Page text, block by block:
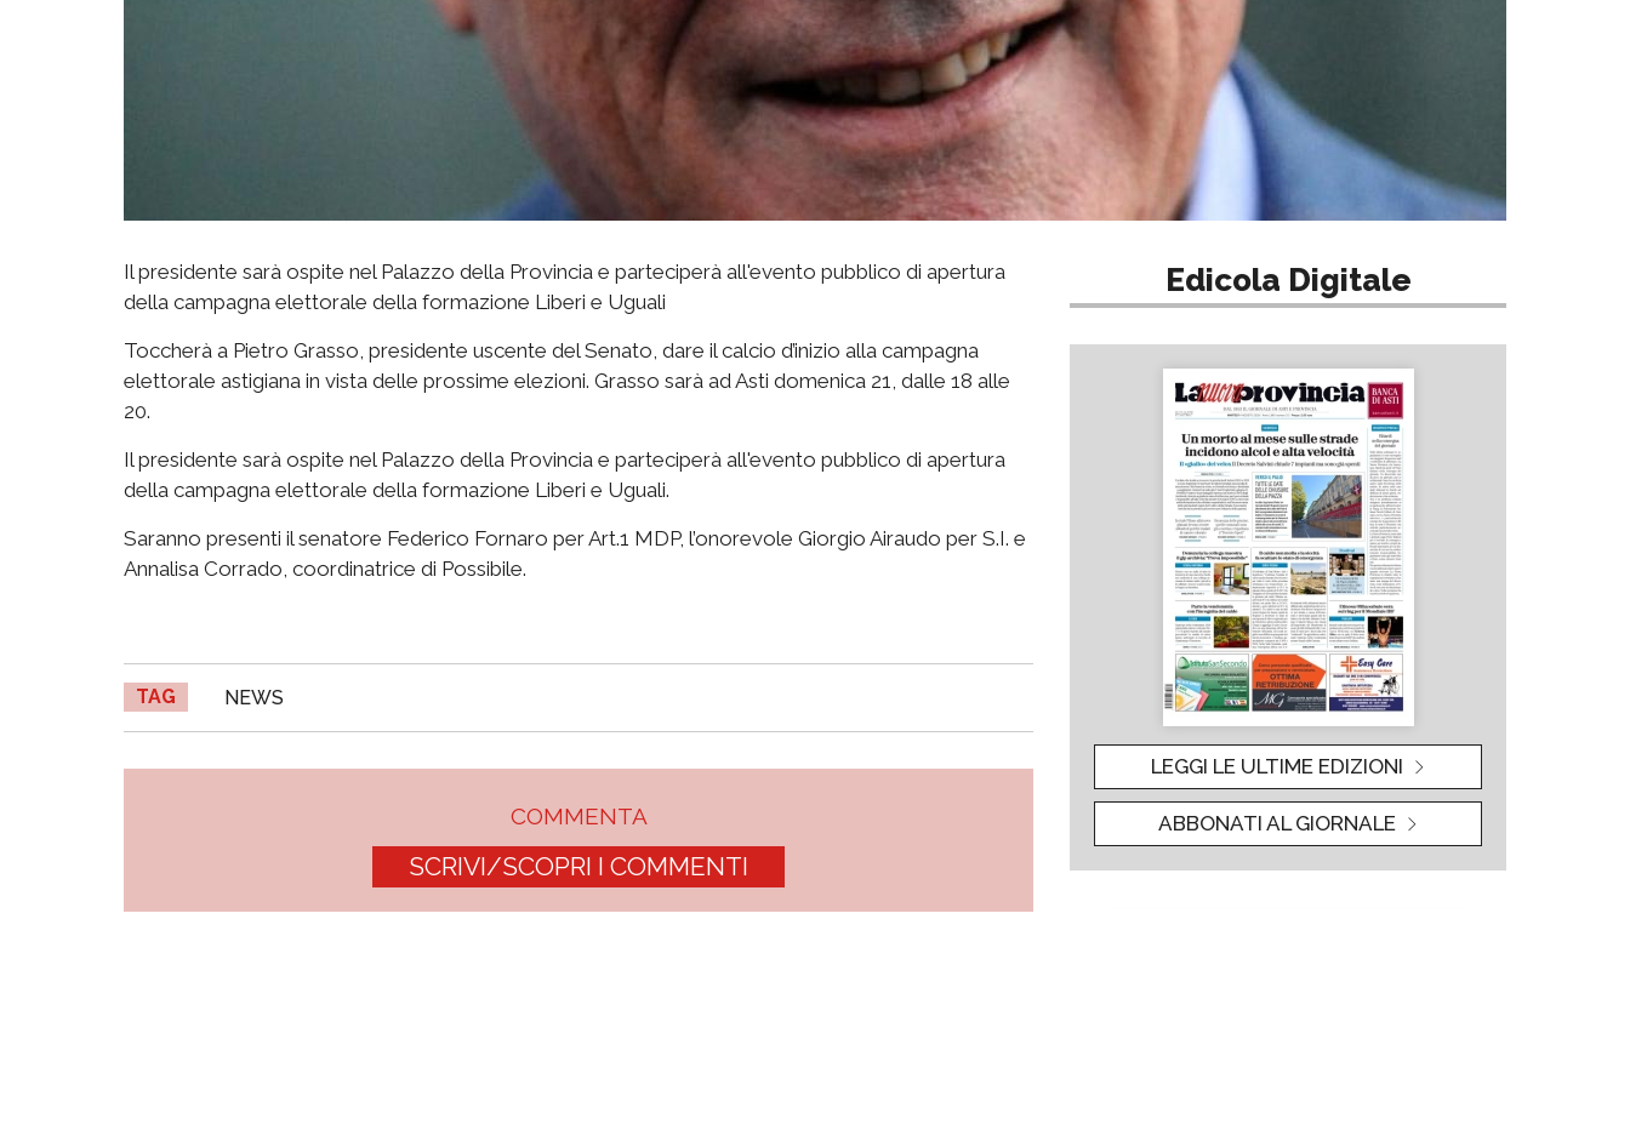
Il presidente sarà ospite nel Palazzo della Provincia e parteciperà all'evento pubblico di apertura
della campagna elettorale della formazione Liberi e Uguali
Toccherà a Pietro Grasso, presidente uscente del Senato, dare il calcio d’inizio alla campagna
elettorale astigiana in vista delle prossime elezioni. Grasso sarà ad Asti domenica 21, dalle 18 alle
20.
Il presidente sarà ospite nel Palazzo della Provincia e parteciperà all'evento pubblico di apertura
della campagna elettorale della formazione Liberi e Uguali.
Saranno presenti il senatore Federico Fornaro per Art.1 MDP, l’onorevole Giorgio Airaudo per S.I. e
Annalisa Corrado, coordinatrice di Possibile.
TAG NEWS
COMMENTA
SCRIVI/SCOPRI I COMMENTI
Edicola Digitale
LEGGI LE ULTIME EDIZIONI
ABBONATI AL GIORNALE